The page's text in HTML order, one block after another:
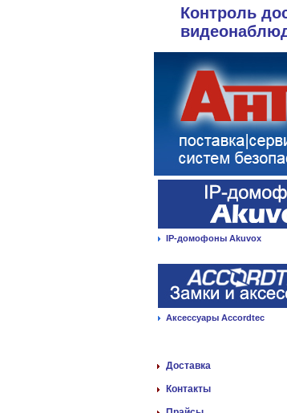
Контроль
IP-домофоны Akuvox
Аксессуары Accordtec
Доставка
Контакты